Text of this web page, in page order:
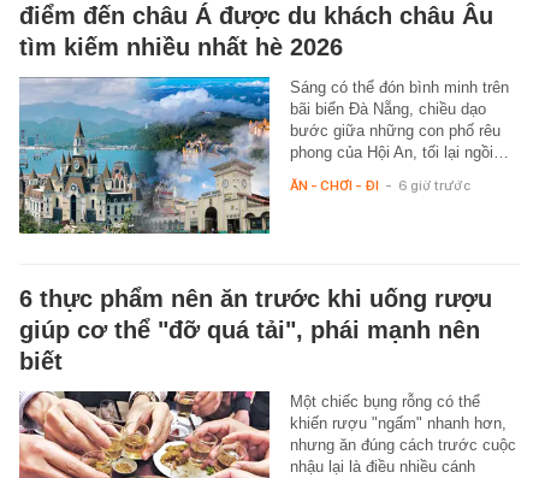
điểm đến châu Á được du khách châu Âu
tìm kiếm nhiều nhất hè 2026
Sáng có thể đón bình minh trên
bãi biển Đà Nẵng, chiều dạo
bước giữa những con phố rêu
phong của Hội An, tối lại ngồi…
ĂN - CHƠI - ĐI - 6 giờ trước
6 thực phẩm nên ăn trước khi uống rượu
giúp cơ thể "đỡ quá tải", phái mạnh nên
biết
Một chiếc bụng rỗng có thể
khiến rượu "ngấm" nhanh hơn,
nhưng ăn đúng cách trước cuộc
nhậu lại là điều nhiều cánh